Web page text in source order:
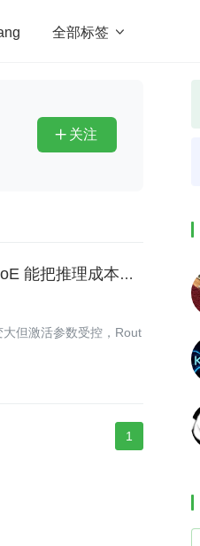
全部标签 
redis
 关注
【AI 面试八股文 Vol.3.3：MoE 架构】从 Dense 到专家路由：为什么 DeepSeek 的 MoE 能把推理成本打下来
但激活参数受控，Rout
1